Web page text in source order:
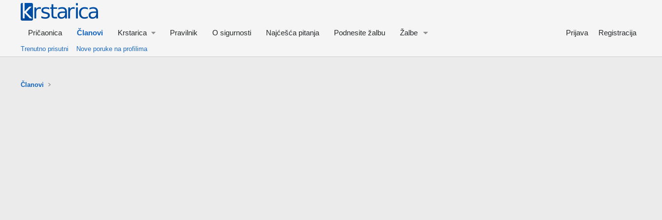
Pričaonica Članovi Krstarica Pravilnik O sigurnosti Najćešća pitanja Podnesite žalbu Žalbe Prijava Registracija
Trenutno prisutni Nove poruke na profilima
Članovi